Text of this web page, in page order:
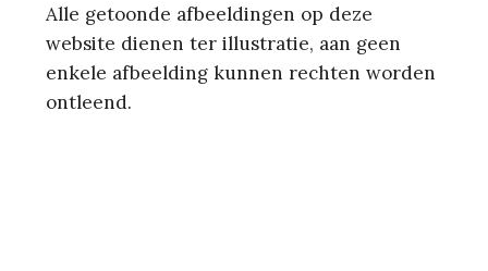
Alle getoonde afbeeldingen op deze
website dienen ter illustratie, aan geen
enkele afbeelding kunnen rechten worden
ontleend.